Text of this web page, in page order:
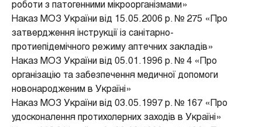
роботи з патогенними мікроорганізмами»
Наказ МОЗ України від 15.05.2006 р. № 275 «Про
затвердження інструкції із санітарно-
протиепідемічного режиму аптечних закладів»
Наказ МОЗ України від 05.01.1996 р. № 4 «Про
організацію та забезпечення медичної допомоги
новонародженим в Україні»
Наказ МОЗ України від 03.05.1997 р. № 167 «Про
удосконалення протихолерних заходів в Україні»